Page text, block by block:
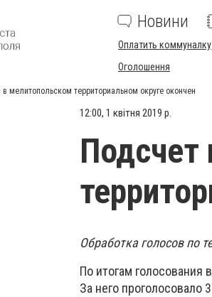
Новини
Оплатить коммуналку
Оголошення
в мелитопольском территориальном округе окончен
12:00, 1 квітня 2019 р.
Подсчет
Обработка голосов по
По итогам
За него проголосовало